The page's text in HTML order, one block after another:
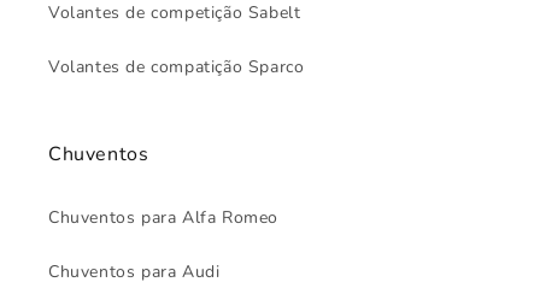
Volantes de competição Sabelt
Volantes de compatição Sparco
Chuventos
Chuventos para Alfa Romeo
Chuventos para Audi